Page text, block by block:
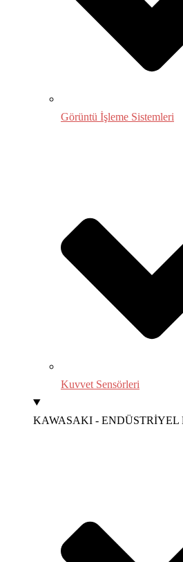
Görüntü İşleme Sistemleri
Kuvvet Sensörleri
KAWASAKI - ENDÜSTRİYEL